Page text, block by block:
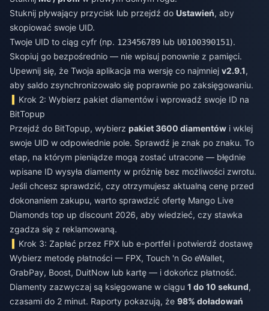
Stuknij pływający przycisk lub przejdź do Ustawień, aby
skopiować swoje UID.
Twoje UID to ciąg cyfr (np. 123456789 lub U0100390151).
Skopiuj go bezpośrednio — nie wpisuj ponownie z pamięci.
Upewnij się, że Twoja aplikacja ma wersję co najmniej v2.9.1,
aby saldo zsynchronizowało się poprawnie po zaksięgowaniu.
Krok 2: Wybierz pakiet diamentów i wprowadź swoje ID na
BitTopup
Przejdź do BitTopup, wybierz pakiet 3600 diamentów i wklej
swoje UID w odpowiednie pole. Sprawdź je znak po znaku. To
etap, na którym pieniądze mogą zostać utracone — błędnie
wpisane ID wysyła diamenty w próżnię bez możliwości zwrotu.
Jeśli chcesz sprawdzić, czy otrzymujesz aktualną cenę przed
dokonaniem zakupu, warto sprawdzić ofertę Mango Live
Diamonds top up discount 2026, aby wiedzieć, czy stawka
zgadza się z reklamowaną.
Krok 3: Zapłać przez FPX lub e-portfel i potwierdź dostawę
Wybierz metodę płatności — FPX, Touch 'n Go eWallet,
GrabPay, Boost, DuitNow lub kartę — i dokończ płatność.
Diamenty zazwyczaj są księgowane w ciągu 1 do 10 sekund,
czasami do 2 minut. Raporty pokazują, że 98% doładowań